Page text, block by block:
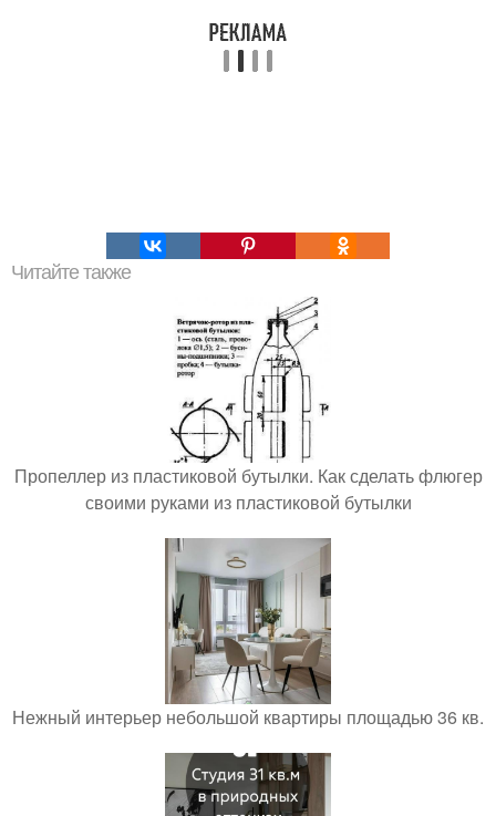
Читайте также
Пропеллер из пластиковой бутылки. Как сделать флюгер
своими руками из пластиковой бутылки
Нежный интерьер небольшой квартиры площадью 36 кв.